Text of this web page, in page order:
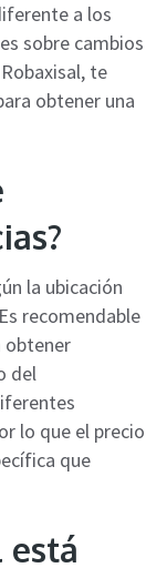
a los
sobre cambios
te
obtener una
la ubicación
recomendable
obtener
del
lo que el precio
que
está